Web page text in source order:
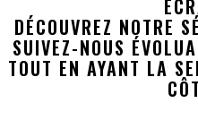
DÉCOUVREZ NOTRE
SUIVEZ-NOUS
TOUT EN AYANT LA